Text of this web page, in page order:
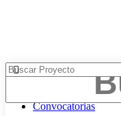
Convocatorias